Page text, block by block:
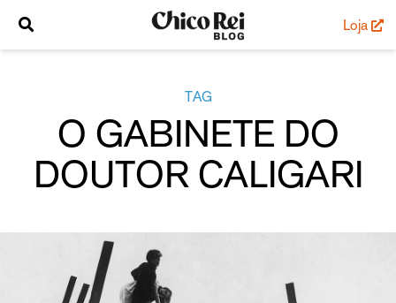
Loja
TAG
O GABINETE DO
DOUTOR CALIGARI